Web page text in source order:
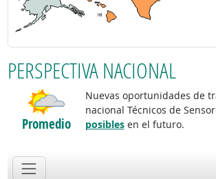
PERSPECTIVA NACIONAL
Promedio
Nuevas oportunidades de
nacional Técnicos de
posiblesen el futuro.